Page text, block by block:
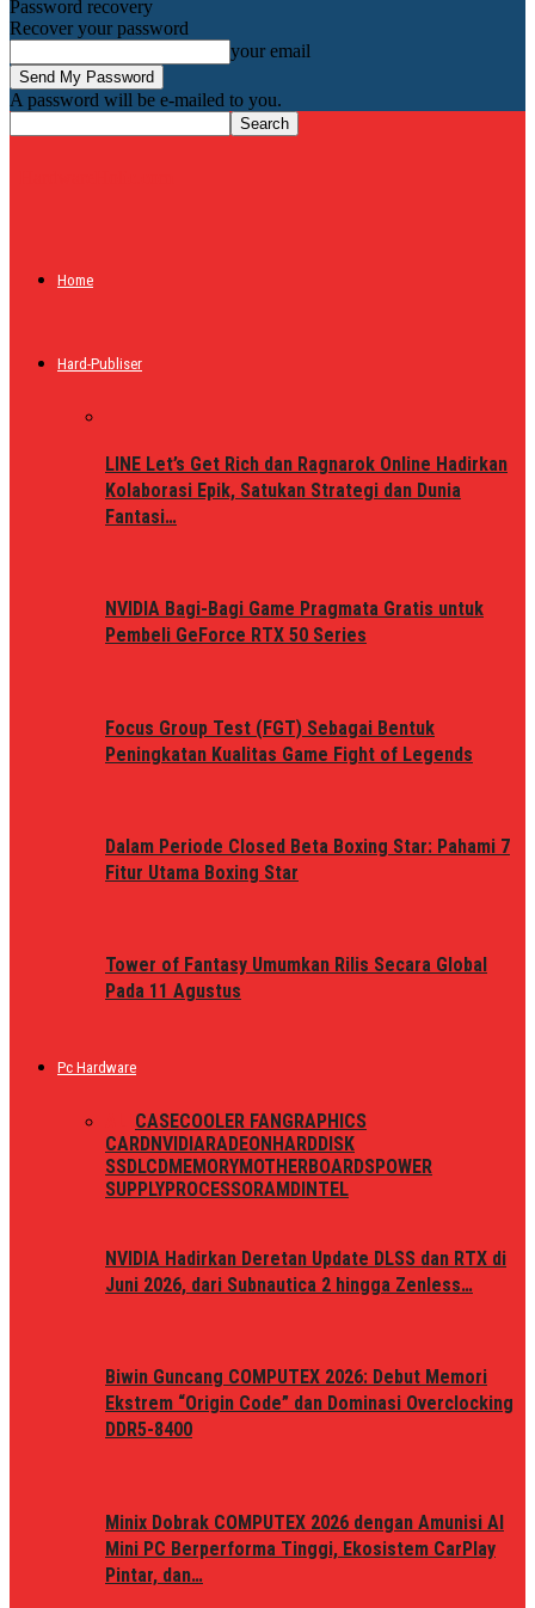
Password recovery
Recover your password
your email
A password will be e-mailed to you.
Home
Hard-Publiser
LINE Let’s Get Rich dan Ragnarok Online Hadirkan
Kolaborasi Epik, Satukan Strategi dan Dunia
Fantasi…
NVIDIA Bagi-Bagi Game Pragmata Gratis untuk
Pembeli GeForce RTX 50 Series
Focus Group Test (FGT) Sebagai Bentuk
Peningkatan Kualitas Game Fight of Legends
Dalam Periode Closed Beta Boxing Star: Pahami 7
Fitur Utama Boxing Star
Tower of Fantasy Umumkan Rilis Secara Global
Pada 11 Agustus
Pc Hardware
CASECOOLER FAN GRAPHICS
CARDNVIDIARADEON HARDDISK
SSDLCDMEMORYMOTHERBOARDSPOWER
SUPPLYPROCESSORAMD INTEL
NVIDIA Hadirkan Deretan Update DLSS dan RTX di
Juni 2026, dari Subnautica 2 hingga Zenless…
Biwin Guncang COMPUTEX 2026: Debut Memori
Ekstrem “Origin Code” dan Dominasi Overclocking
DDR5-8400
Minix Dobrak COMPUTEX 2026 dengan Amunisi AI
Mini PC Berperforma Tinggi, Ekosistem CarPlay
Pintar, dan…